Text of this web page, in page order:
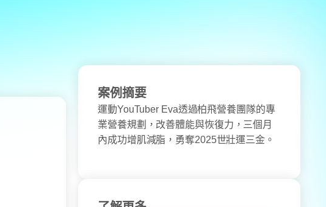
案例摘要
運動YouTuber Eva透過柏飛營養團隊的專
業營養規劃，改善體能與恢復力，三個月
內成功增肌減脂，勇奪2025世壯運三金。